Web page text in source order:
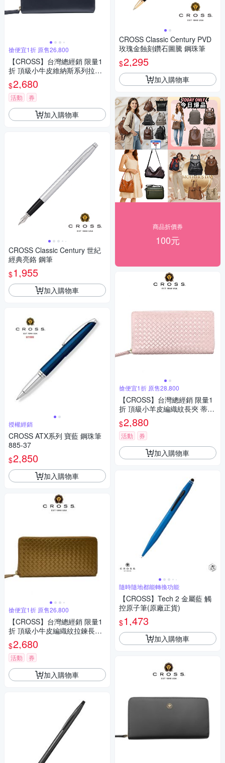
搶便宜1折 原售26,800
【CROSS】台灣總經銷 限量1
折 頂級小牛皮維納斯系列拉鍊
長夾 全新專櫃展示品(深藍色
送禮盒提袋)
$2,680
活動 券
加入購物車
CROSS Classic Century 世紀
經典亮鉻 鋼筆
$1,955
加入購物車
授權經銷
CROSS ATX系列 寶藍 鋼珠筆
885-37
$2,850
加入購物車
搶便宜1折 原售26,800
【CROSS】台灣總經銷 限量1
折 頂級小牛皮編織紋拉鍊長夾
海倫系列 全新專櫃展示品 (發
財金色 送禮盒提袋)
$2,680
活動 券
加入購物車
CROSS Classic Century PVD
玫瑰金蝕刻鑽石圖騰 鋼珠筆
$2,295
加入購物車
商品折價券
100元
搶便宜1折 原售28,800
【CROSS】台灣總經銷 限量1
折 頂級小羊皮編織紋長夾 蒂蜜
特系列 全新專櫃展示品(粉色
送禮盒提袋)
$2,880
活動 券
加入購物車
隨時隨地都能轉換功能
【CROSS】Tech 2 金屬藍 觸
控原子筆(原廠正貨)
$1,473
加入購物車